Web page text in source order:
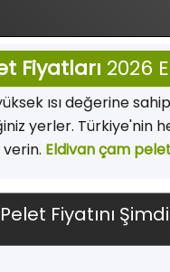
Fiyatları 2026
ısı değerine sahip
yerler. Türkiye'nin
verin. Eldivan çam
Pelet Fiyatını